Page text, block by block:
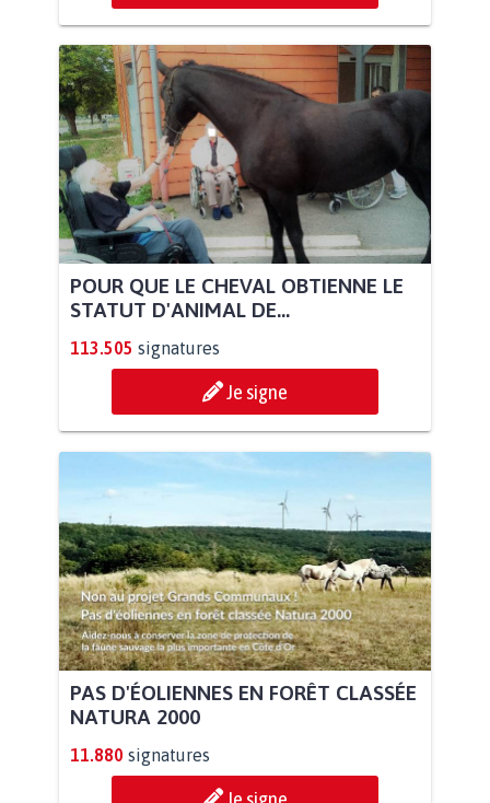
POUR QUE LE CHEVAL OBTIENNE LE
STATUT D'ANIMAL DE...
113.505 signatures
Je signe
PAS D'ÉOLIENNES EN FORÊT CLASSÉE
NATURA 2000
11.880 signatures
Je signe